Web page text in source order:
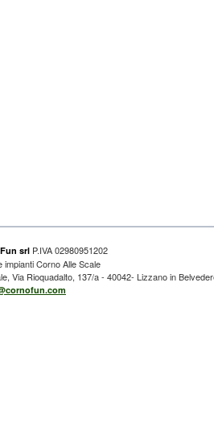
srl P.IVA 02980951202
impianti Corno Alle Scale
Via Rioquadalto, 137/a - 40042- Lizzano in